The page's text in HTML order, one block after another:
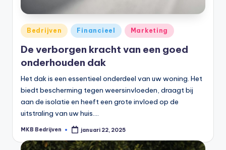
Bedrijven Financieel Marketing
De verborgen kracht van een goed
onderhouden dak
Het dak is een essentieel onderdeel van uw woning. Het
biedt bescherming tegen weersinvloeden, draagt bij
aan de isolatie en heeft een grote invloed op de
uitstraling van uw huis.…
MKB Bedrijven januari 22, 2025